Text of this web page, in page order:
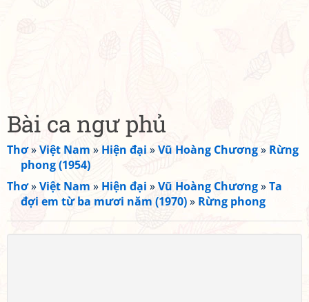
Bài ca ngư phủ
Thơ»Việt Nam » Hiện đại »Vũ Hoàng Chương» Rừng
phong (1954)
Thơ»Việt Nam » Hiện đại »Vũ Hoàng Chương»Ta
đợi em từ ba mươi năm (1970)» Rừng phong